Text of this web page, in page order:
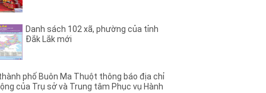
(4)
A13 (2)
A6(5)
A8(3)
Danh sách 102 xã, phường của tỉnh
Đắk Lắk mới
phố Buôn Ma Thuột thông báo địa chỉ
của Trụ sở và Trung tâm Phục vụ Hành